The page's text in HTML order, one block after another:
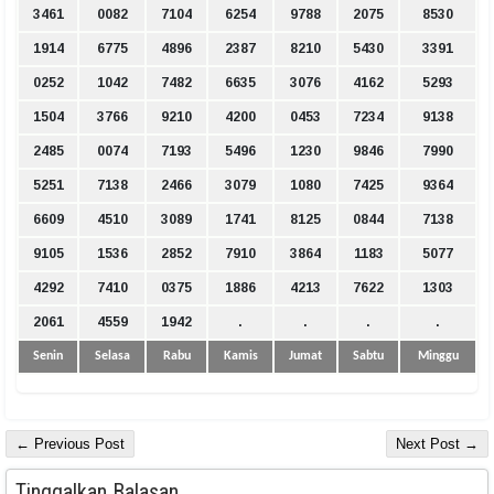
3461 0082 7104 6254 9788 2075 8530
1914 6775 4896 2387 8210 5430 3391
0252 1042 7482 6635 3076 4162 5293
1504 3766 9210 4200 0453 7234 9138
2485 0074 7193 5496 1230 9846 7990
5251 7138 2466 3079 1080 7425 9364
6609 4510 3089 1741 8125 0844 7138
9105 1536 2852 7910 3864 1183 5077
4292 7410 0375 1886 4213 7622 1303
2061 4559 1942 . . . .
Senin Selasa Rabu Kamis Jumat Sabtu Minggu
← Previous Post Next Post →